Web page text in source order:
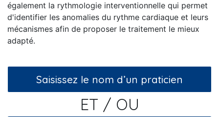
également la rythmologie interventionnelle qui permet
d'identifier les anomalies du rythme cardiaque et leurs
mécanismes afin de proposer le traitement le mieux
adapté.
ET / OU